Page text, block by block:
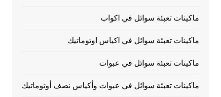
ماكينات تعبئة سوائل في اكواب
ماكينات تعبئة سوائل في اكياس اوتوماتيك
ماكينات تعبئة سوائل في عبوات
ماكينات تعبئة سوائل في عبوات وأكياس نصف أوتوماتيك